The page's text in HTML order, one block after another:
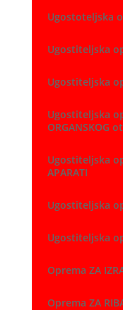
Ugostoteljska
Ugostiteljska
Ugostiteljska
Ugostiteljska
ORGANSKOG
Ugostiteljska
APARATI
Ugostiteljska
Ugostiteljska
Oprema ZA
Oprema ZA